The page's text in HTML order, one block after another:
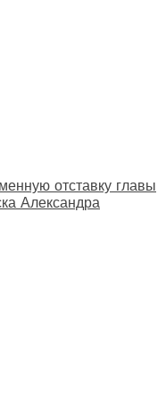
отставку главы
Александра